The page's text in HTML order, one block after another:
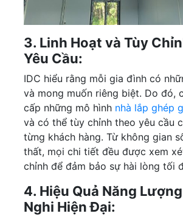
3. Linh Hoạt và Tùy
Yêu Cầu:
IDC hiểu rằng mỗi gia đình có
và mong muốn riêng biệt. Do đó,
cấp những mô hình nhà lắp ghép
và có thể tùy chỉnh theo yêu cầu
từng khách hàng. Từ không gian
thất, mọi chi tiết đều được xem
chỉnh để đảm bảo sự hài lòng tối
4. Hiệu Quả Năng
Nghi Hiện Đại: